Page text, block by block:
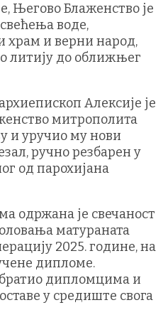
Његово Блаженство је
воде,
храм и верни народ,
литију до оближњег
Алексије је
митрополита
и уручио му нови
ручно резбарен у
од парохијана
одржана је свечаност
матураната
2025. године, на
дипломе.
дипломцима и
у средиште свога